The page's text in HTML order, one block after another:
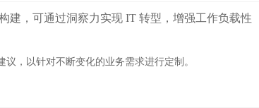
建，可通过洞察力实现 IT 转型，增强工作负载性
，以针对不断变化的业务需求进行定制。